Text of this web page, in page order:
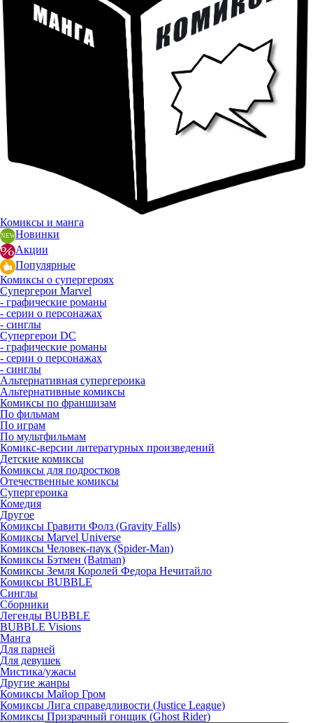
Комиксы и манга
Новинки
Акции
Популярные
Комиксы о супергероях
Супергерои Marvel
- графические романы
- серии о персонажах
- синглы
Супергерои DC
- графические романы
- серии о персонажах
- синглы
Альтернативная супергероика
Альтернативные комиксы
Комиксы по франшизам
По фильмам
По играм
По мультфильмам
Комикс-версии литературных произведений
Детские комиксы
Комиксы для подростков
Отечественные комиксы
Супергероика
Комедия
Другое
Комиксы Гравити Фолз (Gravity Falls)
Комиксы Marvel Universe
Комиксы Человек-паук (Spider-Man)
Комиксы Бэтмен (Batman)
Комиксы Земля Королей Федора Нечитайло
Комиксы BUBBLE
Синглы
Сборники
Легенды BUBBLE
BUBBLE Visions
Манга
Для парней
Для девушек
Мистика/ужасы
Другие жанры
Комиксы Майор Гром
Комиксы Лига справедливости (Justice League)
Комиксы Призрачный гонщик (Ghost Rider)